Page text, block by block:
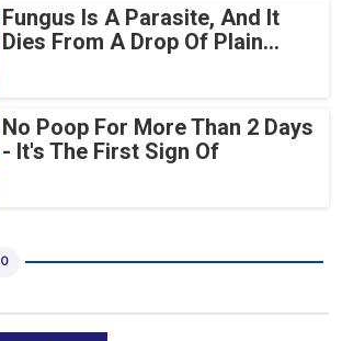
Fungus Is A Parasite, And It
Dies From A Drop Of Plain...
No Poop For More Than 2 Days
- It's The First Sign Of
0